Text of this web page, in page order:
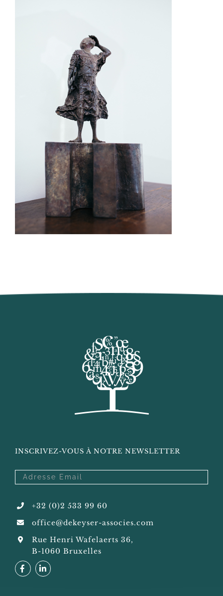
INSCRIVEZ-VOUS À NOTRE NEWSLETTER
+32 (0)2 533 99 60
office@dekeyser-associes.com
Rue Henri Wafelaerts 36,
B-1060 Bruxelles